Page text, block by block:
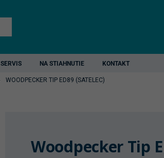
SERVIS NA STIAHNUTIE KONTAKT
WOODPECKER TIP ED89 (SATELEC)
Woodpecker Tip